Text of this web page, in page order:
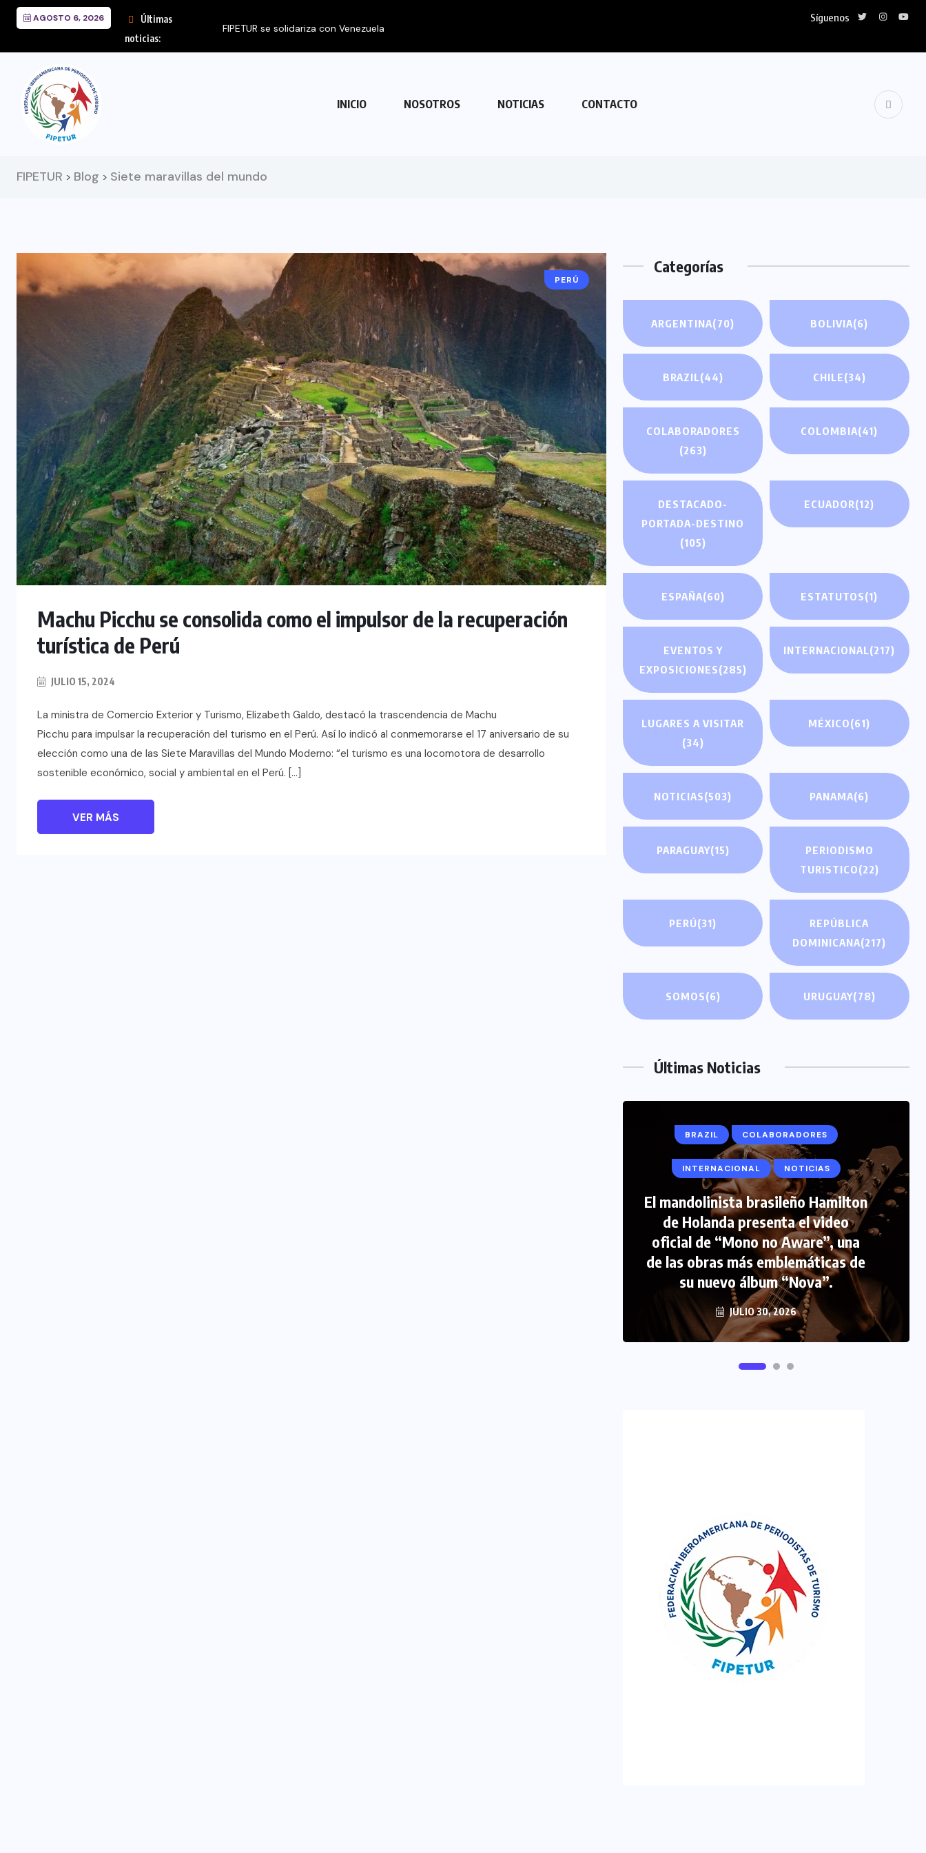
AGOSTO 6, 2026
Últimas
noticias:
FIPETUR se solidariza con Venezuela
Síguenos
INICIO NOSOTROS NOTICIAS CONTACTO
FIPETUR > Blog > Siete maravillas del mundo
PERÚ
Machu Picchu se consolida como el impulsor de la recuperación
turística de Perú
JULIO 15, 2024
La ministra de Comercio Exterior y Turismo, Elizabeth Galdo, destacó la trascendencia de Machu
Picchu para impulsar la recuperación del turismo en el Perú. Así lo indicó al conmemorarse el 17 aniversario de su
elección como una de las Siete Maravillas del Mundo Moderno: “el turismo es una locomotora de desarrollo
sostenible económico, social y ambiental en el Perú. […]
VER MÁS
Categorías
ARGENTINA(70) BOLIVIA(6)
BRAZIL(44) CHILE(34)
COLABORADORES
(263)
COLOMBIA(41)
DESTACADO-
PORTADA-DESTINO
(105)
ECUADOR(12)
ESPAÑA(60) ESTATUTOS(1)
EVENTOS Y
EXPOSICIONES(285)
INTERNACIONAL(217)
LUGARES A VISITAR
(34)
MÉXICO(61)
NOTICIAS(503) PANAMA(6)
PARAGUAY(15)
PERIODISMO
TURISTICO(22)
PERÚ(31)
REPÚBLICA
DOMINICANA(217)
SOMOS(6) URUGUAY(78)
Últimas Noticias
BRAZIL COLABORADORES
INTERNACIONAL NOTICIAS
El mandolinista brasileño Hamilton
de Holanda presenta el video
oficial de “Mono no Aware”, una
de las obras más emblemáticas de
su nuevo álbum “Nova”.
JULIO 30, 2026
COLABORADORES INTERNACIONAL
NOTICIAS PERIODISMO TURISTICO
FIPETUR se solidariza con
Venezuela
JUNIO 29, 2026